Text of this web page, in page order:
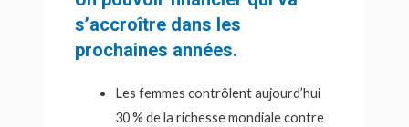
s’accroître dans les
prochaines années.
Les femmes contrôlent aujourd’hui
30 % de la richesse mondiale contre